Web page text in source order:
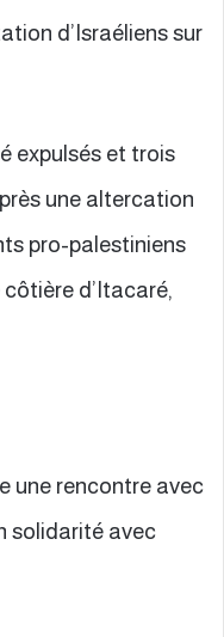
d’Israéliens sur
expulsés et trois
une altercation
pro-palestiniens
côtière d’Itacaré,
une rencontre avec
solidarité avec